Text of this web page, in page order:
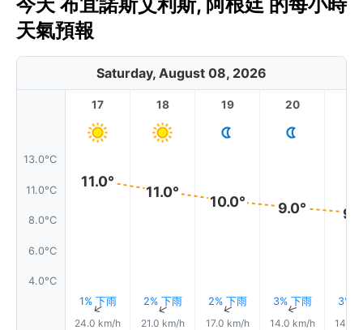
天氣預報
Saturday, August 08, 2026
13.0°C
11.0°C
8.0°C
6.0°C
4.0°C
17
11.0°
1% 下雨
↑
24.0 km/h
18
11.0°
2% 下雨
↑
21.0 km/h
19
10.0°
2% 下雨
↑
17.0 km/h
20
9.0°
3% 下雨
↑
14.0 km/h
3%
14.0